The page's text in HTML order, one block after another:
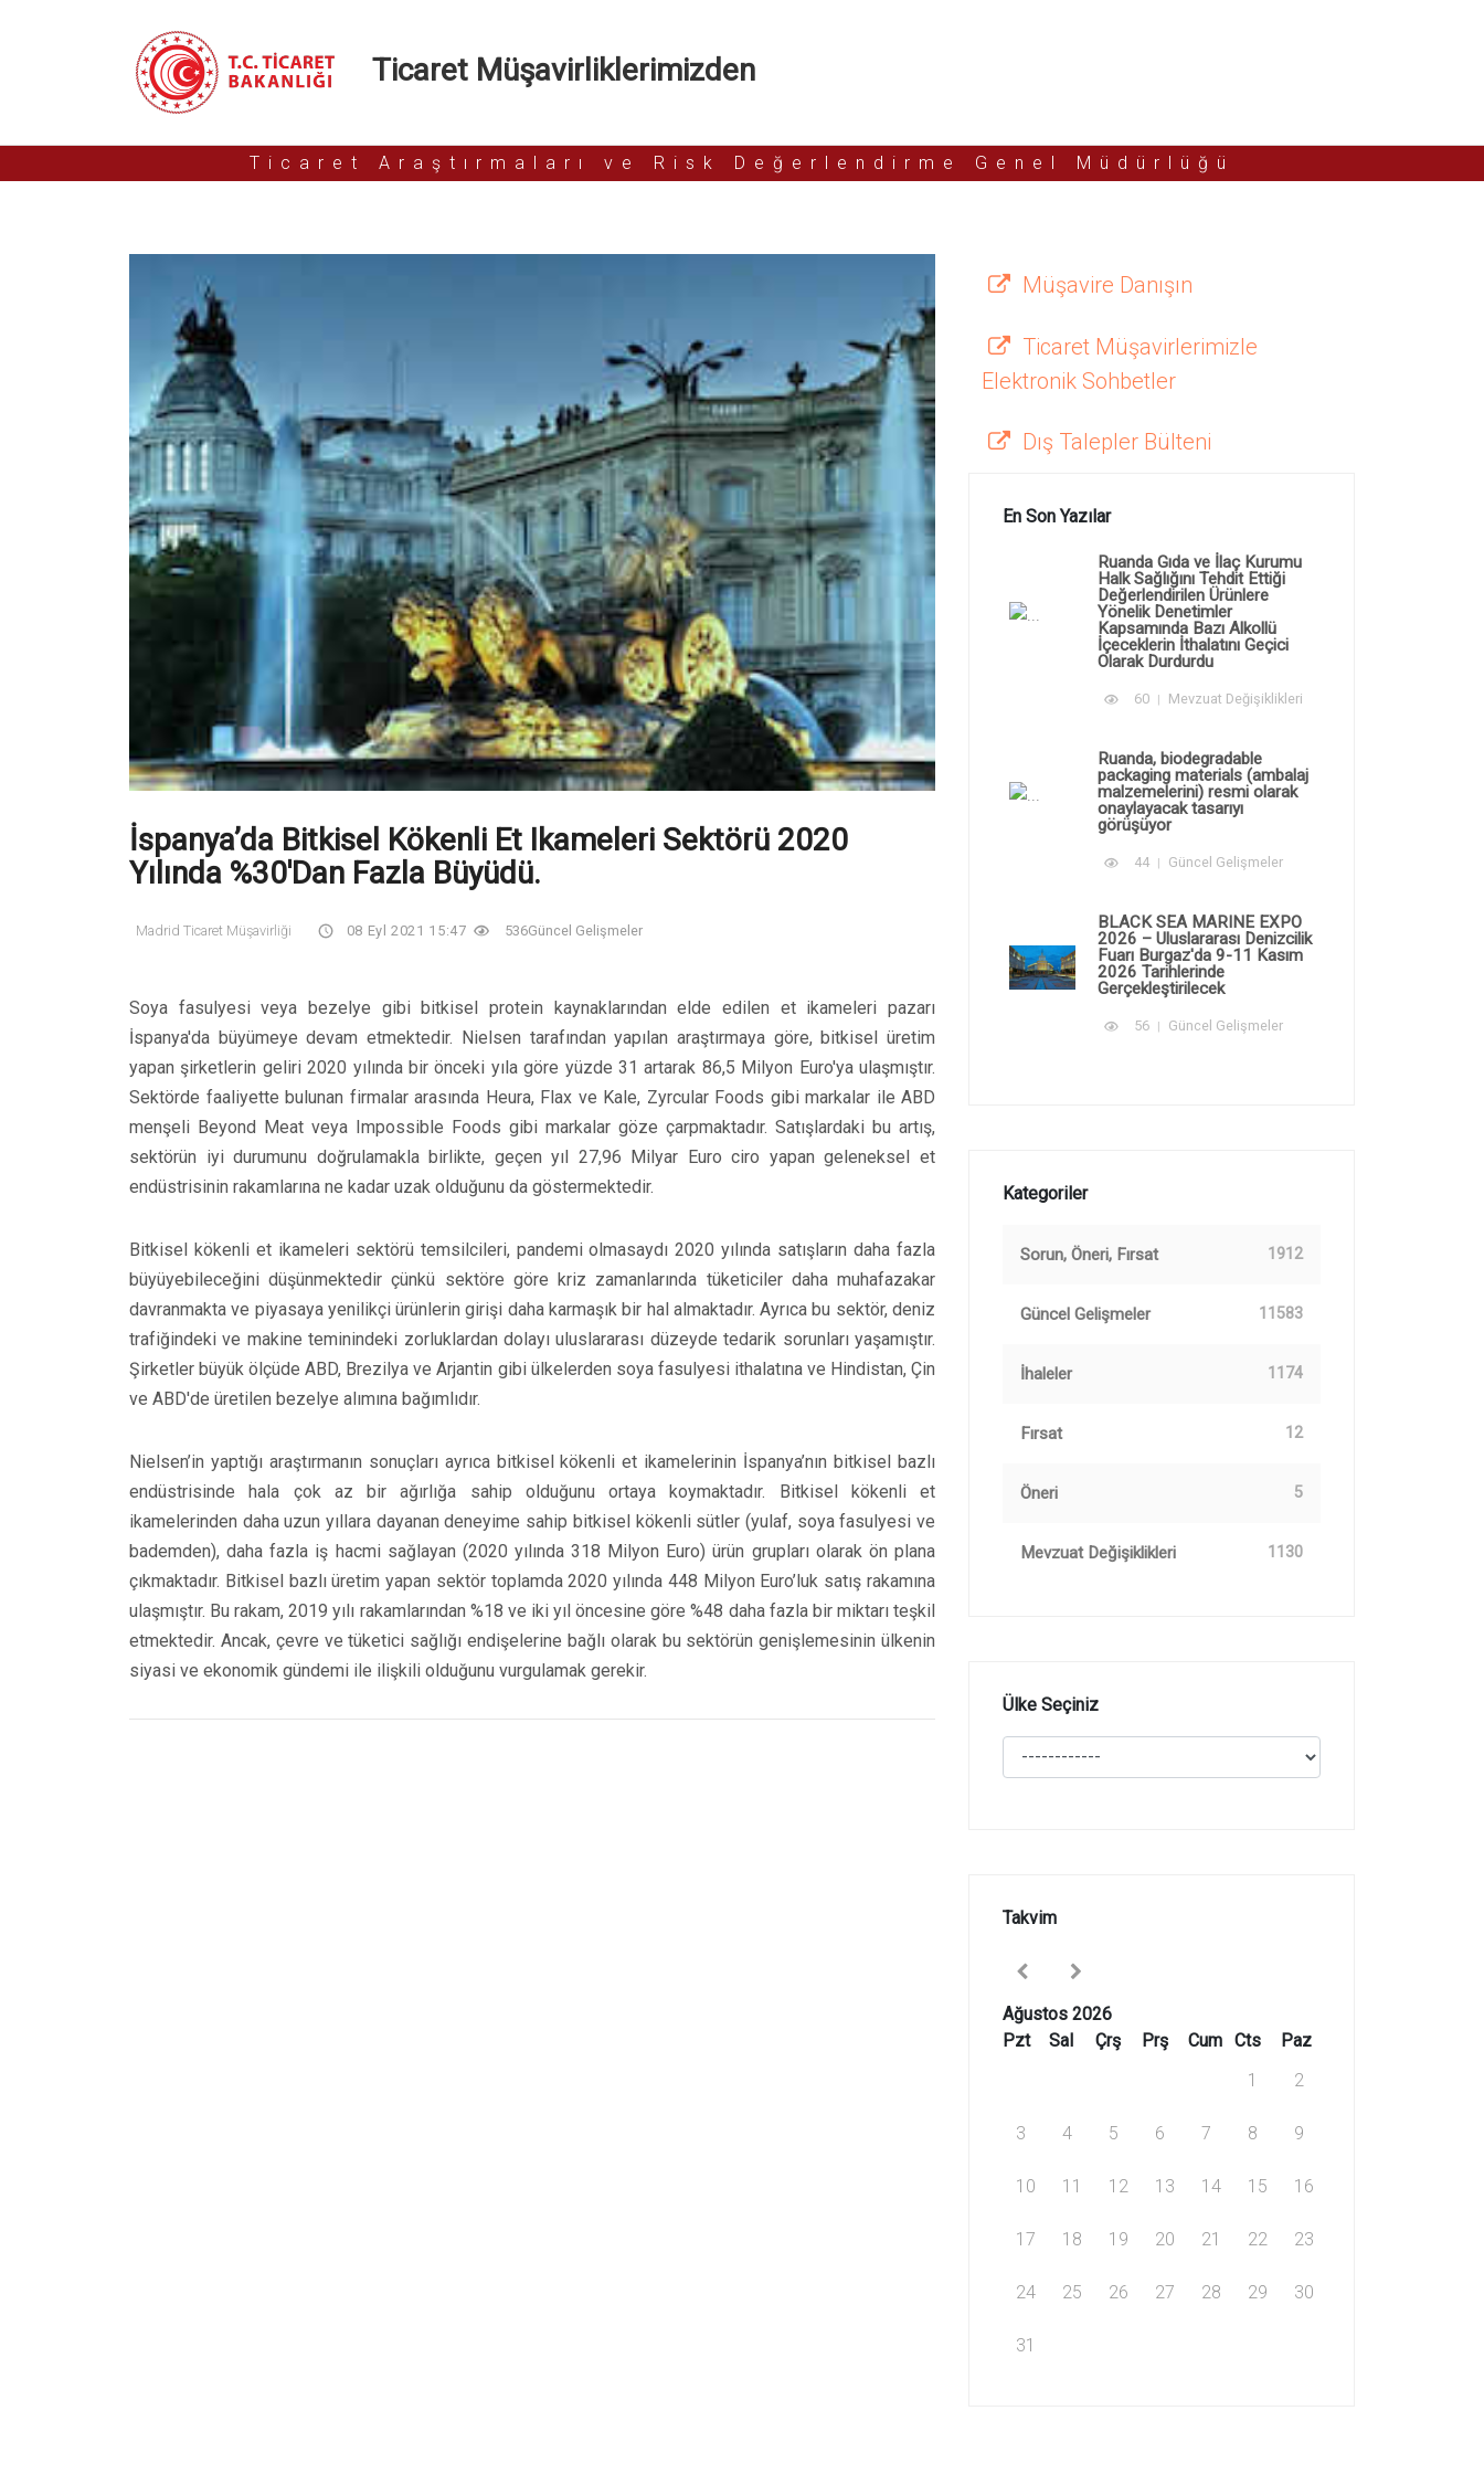
Ticaret Müşavirliklerimizden
Ticaret Araştırmaları ve Risk Değerlendirme Genel Müdürlüğü
İspanya’da Bitkisel Kökenli Et Ikameleri Sektörü 2020
Yılında %30'dan Fazla Büyüdü.
Madrid Ticaret Müşavirliği 08 Eyl 2021 15:47 536Güncel Gelişmeler
Soya fasulyesi veya bezelye gibi bitkisel protein kaynaklarından elde edilen et ikameleri pazarı
İspanya'da büyümeye devam etmektedir. Nielsen tarafından yapılan araştırmaya göre, bitkisel üretim
yapan şirketlerin geliri 2020 yılında bir önceki yıla göre yüzde 31 artarak 86,5 Milyon Euro'ya ulaşmıştır.
Sektörde faaliyette bulunan firmalar arasında Heura, Flax ve Kale, Zyrcular Foods gibi markalar ile ABD
menşeli Beyond Meat veya Impossible Foods gibi markalar göze çarpmaktadır. Satışlardaki bu artış,
sektörün iyi durumunu doğrulamakla birlikte, geçen yıl 27,96 Milyar Euro ciro yapan geleneksel et
endüstrisinin rakamlarına ne kadar uzak olduğunu da göstermektedir.
Bitkisel kökenli et ikameleri sektörü temsilcileri, pandemi olmasaydı 2020 yılında satışların daha fazla
büyüyebileceğini düşünmektedir çünkü sektöre göre kriz zamanlarında tüketiciler daha muhafazakar
davranmakta ve piyasaya yenilikçi ürünlerin girişi daha karmaşık bir hal almaktadır. Ayrıca bu sektör, deniz
trafiğindeki ve makine teminindeki zorluklardan dolayı uluslararası düzeyde tedarik sorunları yaşamıştır.
Şirketler büyük ölçüde ABD, Brezilya ve Arjantin gibi ülkelerden soya fasulyesi ithalatına ve Hindistan, Çin
ve ABD'de üretilen bezelye alımına bağımlıdır.
Nielsen’in yaptığı araştırmanın sonuçları ayrıca bitkisel kökenli et ikamelerinin İspanya’nın bitkisel bazlı
endüstrisinde hala çok az bir ağırlığa sahip olduğunu ortaya koymaktadır. Bitkisel kökenli et
ikamelerinden daha uzun yıllara dayanan deneyime sahip bitkisel kökenli sütler (yulaf, soya fasulyesi ve
bademden), daha fazla iş hacmi sağlayan (2020 yılında 318 Milyon Euro) ürün grupları olarak ön plana
çıkmaktadır. Bitkisel bazlı üretim yapan sektör toplamda 2020 yılında 448 Milyon Euro’luk satış rakamına
ulaşmıştır. Bu rakam, 2019 yılı rakamlarından %18 ve iki yıl öncesine göre %48 daha fazla bir miktarı teşkil
etmektedir. Ancak, çevre ve tüketici sağlığı endişelerine bağlı olarak bu sektörün genişlemesinin ülkenin
siyasi ve ekonomik gündemi ile ilişkili olduğunu vurgulamak gerekir.
Müşavire Danışın
Ticaret Müşavirlerimizle
Elektronik Sohbetler
Dış Talepler Bülteni
En Son Yazılar
Ruanda Gıda ve İlaç Kurumu
Halk Sağlığını Tehdit Ettiği
Değerlendirilen Ürünlere
Yönelik Denetimler
Kapsamında Bazı Alkollü
İçeceklerin İthalatını Geçici
Olarak Durdurdu
60 Mevzuat Değişiklikleri
Ruanda, biodegradable
packaging materials (ambalaj
malzemelerini) resmi olarak
onaylayacak tasarıyı
görüşüyor
44 Güncel Gelişmeler
BLACK SEA MARINE EXPO
2026 – Uluslararası Denizcilik
Fuarı Burgaz'da 9-11 Kasım
2026 Tarihlerinde
Gerçekleştirilecek
56 Güncel Gelişmeler
Kategoriler
Sorun, Öneri, Fırsat 1912
Güncel Gelişmeler 11583
İhaleler 1174
Fırsat 12
Öneri 5
Mevzuat Değişiklikleri 1130
Ülke Seçiniz
Takvim
Ağustos 2026
Pzt
Sal Çrş Prş Cum Cts
Paz
1
2
3 4 5 6 7 8 9
10 11 12 13 14 15 16
17 18 19 20 21 22 23
24 25 26 27 28 29 30
31